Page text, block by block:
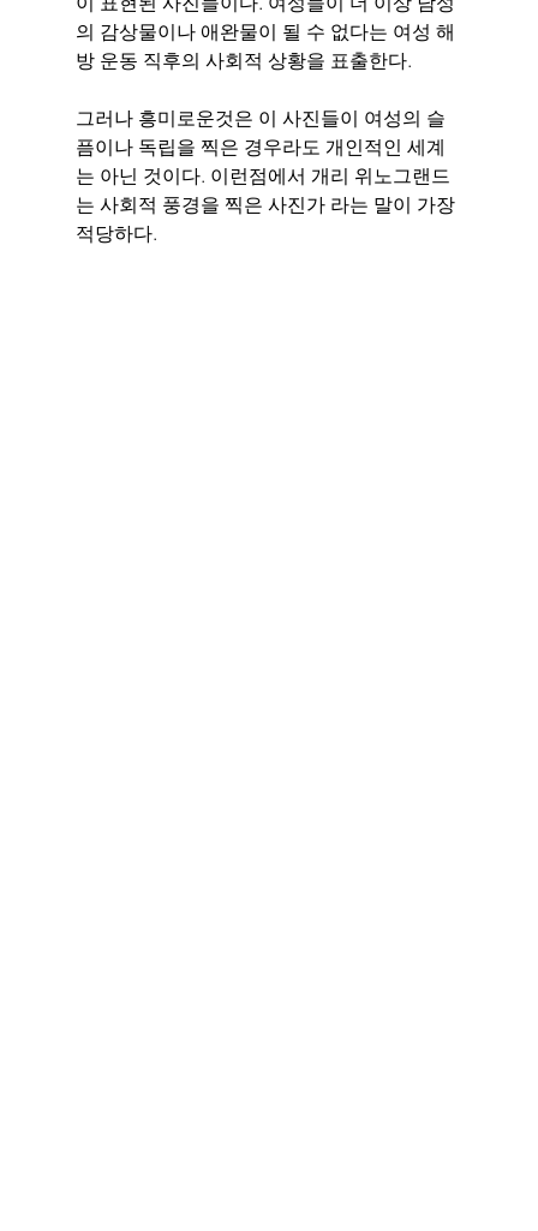
의 감상물이나 애완물이 될 수 없다는 여성 해
방 운동 직후의 사회적 상황을 표출한다.
그러나 흥미로운것은 이 사진들이 여성의 슬
픔이나 독립을 찍은 경우라도 개인적인 세계
는 아닌 것이다. 이런점에서 개리 위노그랜드
는 사회적 풍경을 찍은 사진가 라는 말이 가장
적당하다.